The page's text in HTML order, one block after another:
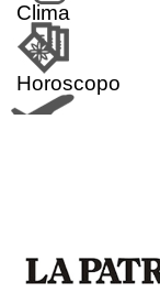
Clima
Horoscopo